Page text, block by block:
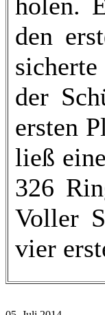
den
der
ersten
ließ
326
Voller
vier